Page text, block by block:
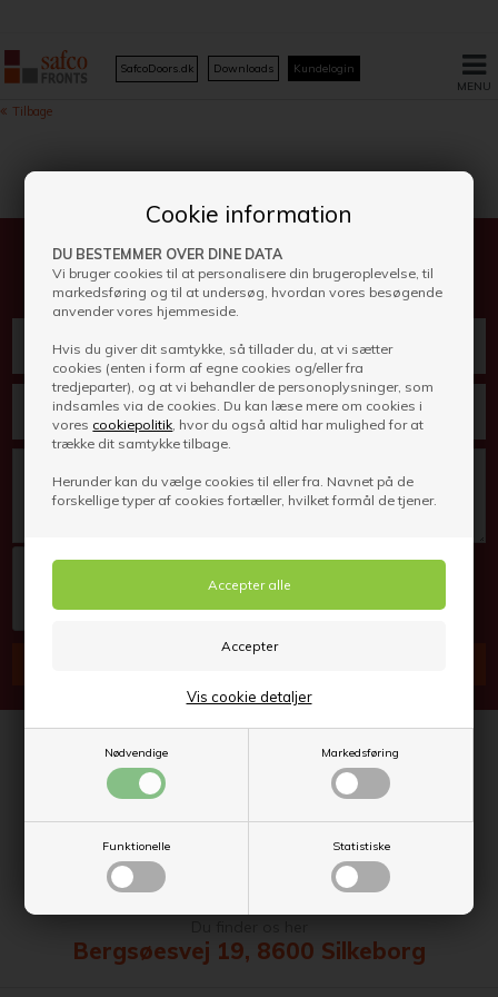
Cookie information
DU BESTEMMER OVER DINE DATA
Vi bruger cookies til at personalisere din brugeroplevelse, til
markedsføring og til at undersøg, hvordan vores besøgende
anvender vores hjemmeside.
Hvis du giver dit samtykke, så tillader du, at vi sætter
cookies (enten i form af egne cookies og/eller fra
tredjeparter), og at vi behandler de personoplysninger, som
indsamles via de cookies. Du kan læse mere om cookies i
vores cookiepolitik, hvor du også altid har mulighed for at
trække dit samtykke tilbage.
Herunder kan du vælge cookies til eller fra. Navnet på de
forskellige typer af cookies fortæller, hvilket formål de tjener.
Nødvendige Markedsføring
Funktionelle Statistiske
Vis cookie detaljer
Downloads Kundelogin
SafcoDoors.dk
Har du spørgsmål? Så skriv til os her
+45 86 82 66 77
info@safco.dk
Bergsøesvej 19, 8600 Silkeborg